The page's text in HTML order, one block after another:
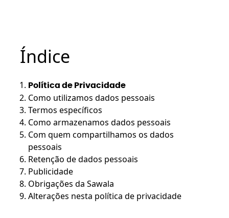
Índice
Política de Privacidade
Como utilizamos dados pessoais
Termos específicos
Como armazenamos dados pessoais
Com quem compartilhamos os dados
pessoais
Retenção de dados pessoais
Publicidade
Obrigações da Sawala
Alterações nesta política de privacidade